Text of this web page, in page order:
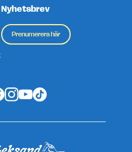
Nyhetsbrev
Prenumerera här
Instagram
Youtube
Tiktok